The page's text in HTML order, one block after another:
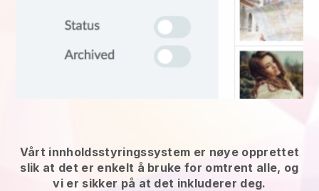
Vårt innholdsstyringssystem er nøye opprettet
slik at det er enkelt å bruke for omtrent alle, og
vi er sikker på at det inkluderer deg.